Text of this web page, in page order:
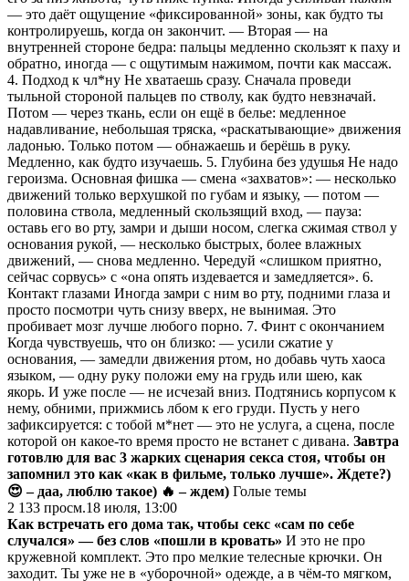
— это даёт ощущение «фиксированной» зоны, как будто ты
контролируешь, когда он закончит. — Вторая — на
внутренней стороне бедра: пальцы медленно скользят к паху и
обратно, иногда — с ощутимым нажимом, почти как массаж.
4. Подход к чл*ну Не хватаешь сразу. Сначала проведи
тыльной стороной пальцев по стволу, как будто невзначай.
Потом — через ткань, если он ещё в белье: медленное
надавливание, небольшая тряска, «раскатывающие» движения
ладонью. Только потом — обнажаешь и берёшь в руку.
Медленно, как будто изучаешь. 5. Глубина без удушья Не надо
героизма. Основная фишка — смена «захватов»: — несколько
движений только верхушкой по губам и языку, — потом —
половина ствола, медленный скользящий вход, — пауза:
оставь его во рту, замри и дыши носом, слегка сжимая ствол у
основания рукой, — несколько быстрых, более влажных
движений, — снова медленно. Чередуй «слишком приятно,
сейчас сорвусь» с «она опять издевается и замедляется». 6.
Контакт глазами Иногда замри с ним во рту, подними глаза и
просто посмотри чуть снизу вверх, не вынимая. Это
пробивает мозг лучше любого порно. 7. Финт с окончанием
Когда чувствуешь, что он близко: — усили сжатие у
основания, — замедли движения ртом, но добавь чуть хаоса
языком, — одну руку положи ему на грудь или шею, как
якорь. И уже после — не исчезай вниз. Подтянись корпусом к
нему, обними, прижмись лбом к его груди. Пусть у него
зафиксируется: с тобой м*нет — это не услуга, а сцена, после
которой он какое-то время просто не встанет с дивана. Завтра
готовлю для вас 3 жарких сценария секса стоя, чтобы он
запомнил это как «как в фильме, только лучше». Ждете?)
😍 – даа, люблю такое) 🔥 – ждем) Голые темы
2 133 просм.18 июля, 13:00
Как встречать его дома так, чтобы секс «сам по себе
случался» — без слов «пошли в кровать» И это не про
кружевной комплект. Это про мелкие телесные крючки. Он
заходит. Ты уже не в «уборочной» одежде, а в чём-то мягком,